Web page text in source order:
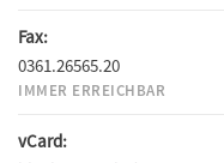
Fax:
0361.26565.20
IMMER ERREICHBAR
vCard: